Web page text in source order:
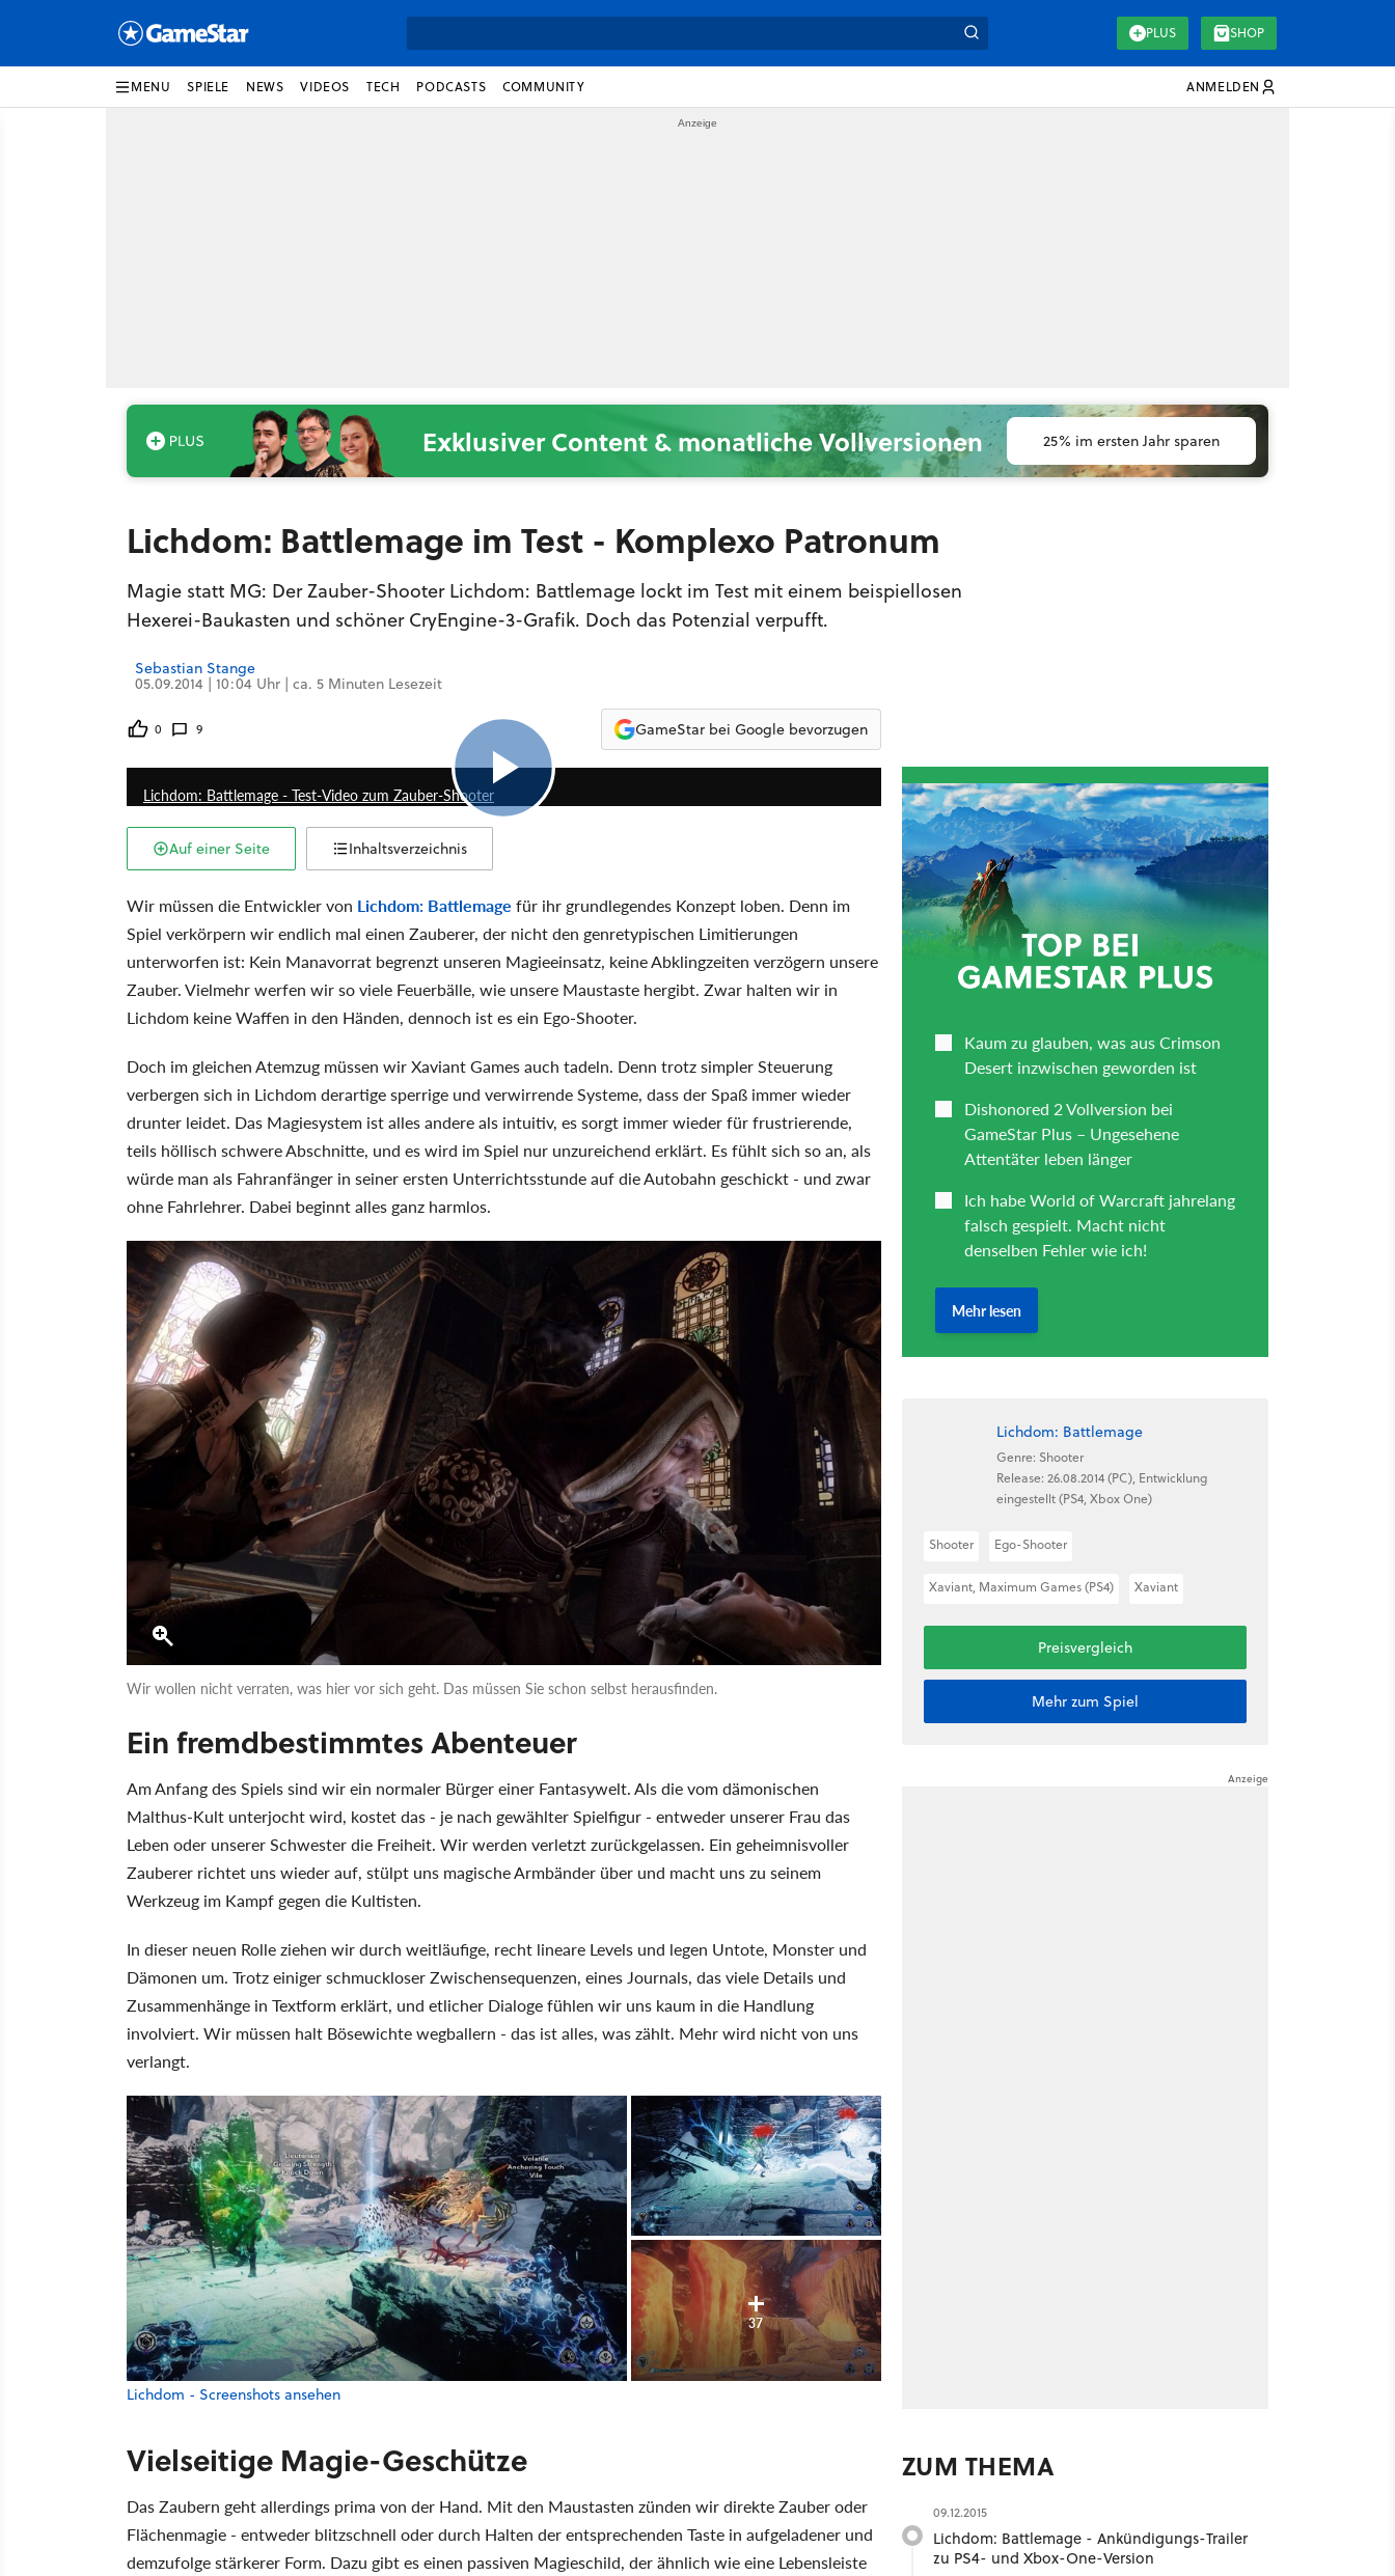
PLUS SHOP
MENU SPIELE NEWS VIDEOS TECH PODCASTS COMMUNITY ANMELDEN
Exklusiver Content & monatliche Vollversionen 25% im ersten Jahr sparen
Lichdom: Battlemage im Test - Komplexo Patronum
Magie statt MG: Der Zauber-Shooter Lichdom: Battlemage lockt im Test mit einem beispiellosen
Hexerei-Baukasten und schöner CryEngine-3-Grafik. Doch das Potenzial verpufft.
Sebastian Stange
05.09.2014 | 10:04 Uhr | ca. 5 Minuten Lesezeit
0 9 GameStar bei Google bevorzugen
5:08
Lichdom: Battlemage - Test-Video zum Zauber-Shooter
Auf einer Seite Inhaltsverzeichnis
Wir müssen die Entwickler von Lichdom: Battlemage für ihr grundlegendes Konzept loben. Denn im
Spiel verkörpern wir endlich mal einen Zauberer, der nicht den genretypischen Limitierungen
unterworfen ist: Kein Manavorrat begrenzt unseren Magieeinsatz, keine Abklingzeiten verzögern unsere
Zauber. Vielmehr werfen wir so viele Feuerbälle, wie unsere Maustaste hergibt. Zwar halten wir in
Lichdom keine Waffen in den Händen, dennoch ist es ein Ego-Shooter.
Doch im gleichen Atemzug müssen wir Xaviant Games auch tadeln. Denn trotz simpler Steuerung
verbergen sich in Lichdom derartige sperrige und verwirrende Systeme, dass der Spaß immer wieder
drunter leidet. Das Magiesystem ist alles andere als intuitiv, es sorgt immer wieder für frustrierende,
teils höllisch schwere Abschnitte, und es wird im Spiel nur unzureichend erklärt. Es fühlt sich so an, als
würde man als Fahranfänger in seiner ersten Unterrichtsstunde auf die Autobahn geschickt - und zwar
ohne Fahrlehrer. Dabei beginnt alles ganz harmlos.
Wir wollen nicht verraten, was hier vor sich geht. Das müssen Sie schon selbst herausfinden.
Ein fremdbestimmtes Abenteuer
Am Anfang des Spiels sind wir ein normaler Bürger einer Fantasywelt. Als die vom dämonischen
Malthus-Kult unterjocht wird, kostet das - je nach gewählter Spielfigur - entweder unserer Frau das
Leben oder unserer Schwester die Freiheit. Wir werden verletzt zurückgelassen. Ein geheimnisvoller
Zauberer richtet uns wieder auf, stülpt uns magische Armbänder über und macht uns zu seinem
Werkzeug im Kampf gegen die Kultisten.
In dieser neuen Rolle ziehen wir durch weitläufige, recht lineare Levels und legen Untote, Monster und
Dämonen um. Trotz einiger schmuckloser Zwischensequenzen, eines Journals, das viele Details und
Zusammenhänge in Textform erklärt, und etlicher Dialoge fühlen wir uns kaum in die Handlung
involviert. Wir müssen halt Bösewichte wegballern - das ist alles, was zählt. Mehr wird nicht von uns
verlangt.
37
Lichdom - Screenshots ansehen
Vielseitige Magie-Geschütze
Das Zaubern geht allerdings prima von der Hand. Mit den Maustasten zünden wir direkte Zauber oder
Flächenmagie - entweder blitzschnell oder durch Halten der entsprechenden Taste in aufgeladener und
demzufolge stärkerer Form. Dazu gibt es einen passiven Magieschild, der ähnlich wie eine Lebensleiste
Lichdom: Battlemage
Genre: Shooter
Release: 26.08.2014 (PC), Entwicklung
eingestellt (PS4, Xbox One)
Shooter Ego-Shooter
Xaviant, Maximum Games (PS4) Xaviant
Preisvergleich
Mehr zum Spiel
ZUM THEMA
09.12.2015
Lichdom: Battlemage - Ankündigungs-Trailer
zu PS4- und Xbox-One-Version